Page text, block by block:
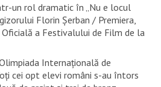
un rol dramatic în „Nu e locul
Florin Șerban / Premiera,
a Festivalului de Film de la
Internațională de
cei opt elevi români s-au întors